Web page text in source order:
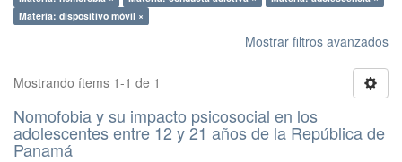
Materia: dispositivo móvil ×
Mostrar filtros avanzados
Mostrando ítems 1-1 de 1
Nomofobia y su impacto psicosocial en los
adolescentes entre 12 y 21 años de la República de
Panamá